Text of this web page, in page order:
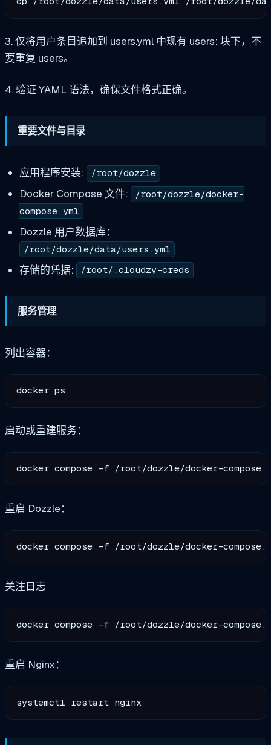
3. 仅将用户条目追加到 users.yml 中现有 users: 块下，不
要重复 users。
4. 验证 YAML 语法，确保文件格式正确。
重要文件与目录
应用程序安装: /root/dozzle
Docker Compose 文件:
/root/dozzle/docker-
compose.yml
Dozzle 用户数据库：
/root/dozzle/data/users.yml
存储的凭据: /root/.cloudzy-creds
服务管理
列出容器：
启动或重建服务：
重启 Dozzle：
关注日志
重启 Nginx：